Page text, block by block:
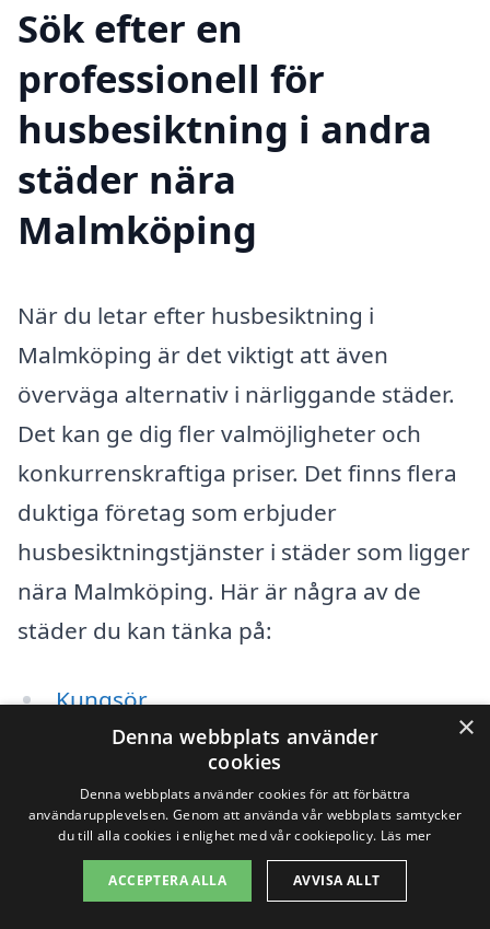
Sök efter en
professionell för
husbesiktning i andra
städer nära
Malmköping
När du letar efter husbesiktning i
Malmköping är det viktigt att även
överväga alternativ i närliggande städer.
Det kan ge dig fler valmöjligheter och
konkurrenskraftiga priser. Det finns flera
duktiga företag som erbjuder
husbesiktningstjänster i städer som ligger
nära Malmköping. Här är några av de
städer du kan tänka på:
Kungsör
Surahammar
Skinnskatteberg
Fagersta
×
Denna webbplats använder
cookies
Denna webbplats använder cookies för att förbättra
användarupplevelsen. Genom att använda vår webbplats samtycker
du till alla cookies i enlighet med vår cookiepolicy. Läs mer
ACCEPTERA ALLA AVVISA ALLT